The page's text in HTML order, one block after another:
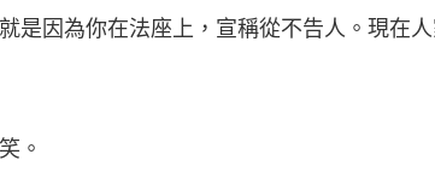
因為你在法座上，宣稱從不告人。現在人
。